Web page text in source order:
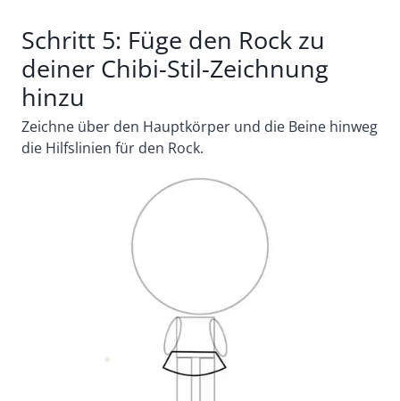
Schritt 5: Füge den Rock zu
deiner Chibi-Stil-Zeichnung
hinzu
Zeichne über den Hauptkörper und die Beine hinweg
die Hilfslinien für den Rock.